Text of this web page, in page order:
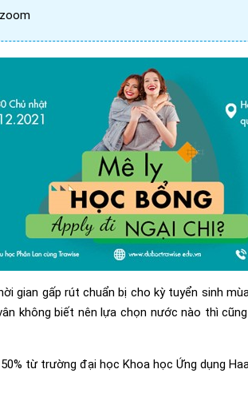
gian gấp rút chuẩn bị cho kỳ tuyển sinh
không biết nên lựa chọn nước nào thì
từ trường đại học Khoa học Ứng dụng